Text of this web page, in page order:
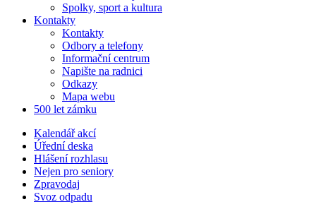
Spolky, sport a kultura
Kontakty
Kontakty
Odbory a telefony
Informační centrum
Napište na radnici
Odkazy
Mapa webu
500 let zámku
Kalendář akcí
Úřední deska
Hlášení rozhlasu
Nejen pro seniory
Zpravodaj
Svoz odpadu